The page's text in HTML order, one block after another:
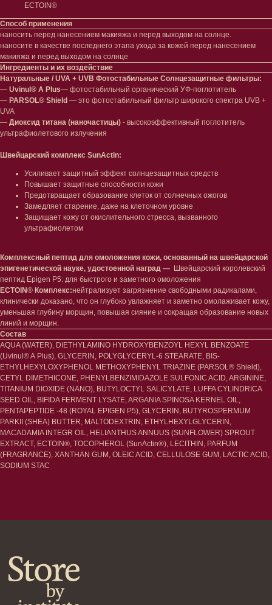
ECTOIN®
Способ применения
наносить перед нанесением макияжа и перед выходом на солнце.
наносите в качестве последнего этапа ухода за кожей перед нанесением
макияжа и перед выходом на солнце
Ингредиенты и их воздействие
Натуральные / UVA + UVB Фотостабильные Солнцезащитные фильтры:
— Uvinul® A Plus— фотостабильный органический УФ-поглотитель
— PARSOL® Shield — это фотостабильный фильтр широкого спектра UVB +
UVA
— Диоксид титана (наночастицы) - высокоэффективный поглотитель
ультрафиолетового излучения
Швейцарский комплекс SunActin:
Усиливает защитный эффект солнцезащитных средств
Повышает защитные способности кожи
Предотвращает образование клеток от солнечных ожогов
Замедляет старение, даже на клеточном уровне
Защищает кожу от окислительного стресса, вызванного
ультрафиолетом
Комплексный пептид для омоложения кожи, основанный на швейцарской
эпигенетической науке, удостоенной наград — Швейцарский королевский
пептид Epigen P5: для быстрого и заметного омоложения
ECTOIN® Комплекс:нейтрализует загрязнение свободными радикалами,
клинически доказано, что он глубоко увлажняет и заметно омолаживает кожу,
уменьшая глубину морщин, повышая сияние и сокращая образование новых
линий и морщин.
Состав
AQUA (WATER), DIETHYLAMINO HYDROXYBENZOYL HEXYL BENZOATE
(Uvinul® A Plus), GLYCERIN, POLYGLYCERYL-6 STEARATE, BIS-
ETHYLHEXYLOXYPHENOL METHOXYPHENYL TRIAZINE (PARSOL® Shield),
CETYL DIMETHICONE, PHENYLBENZIMIDAZOLE SULFONIC ACID, ARGININE,
TITANIUM DIOXIDE (NANO), BUTYLOCTYL SALICYLATE, LUFFA CYLINDRICA
SEED OIL, BIFIDA FERMENT LYSATE, ARGANIA SPINOSA KERNEL OIL,
PENTAPEPTIDE -48 (ROYAL EPIGEN P5), GLYCERIN, BUTYROSPERMUM
PARKII (SHEA) BUTTER, MALTODEXTRIN, ETHYLHEXYLGLYCERIN,
MACADAMIA INTEGR OIL, HELIANTHUS ANNUUS (SUNFLOWER) SPROUT
EXTRACT, ECTOIN®, TOCOPHEROL (SunActin®), LECITHIN, PARFUM
(FRAGRANCE), XANTHAN GUM, OLEIC ACID, CELLULOSE GUM, LACTIC ACID,
SODIUM STAC
Тело
Кремы
Лосьоны
Очищение
Шея и зона декольте
Пилинги/масла
Средства для ванны
Гаджеты
Сертификаты
Наборы
Клиентам
Система лояльности
Доставка и самовывоз
Оплата и возврат
Согласие на обработку
персональных данных
Подписаться
Отправляя адрес электронной почты
вы соглашаетесь с политикой в отношении
обработки персональных данных
Лицо
Очищение
Увлажнение/питание
Сыворотки/ эссенции
Ретинол
Защита от солнца
Тонизация
Маски и патчи
Уход за губами
Декоротивная косметика
Волосы
Проблемы
Шампуни
Кондиционеры/бальзамы
Маски/скрабы
Сыворотки/лосьоны
Спреи
Средства для укладки